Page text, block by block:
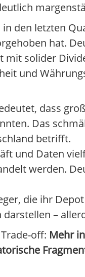
den letzten
hat.
solider
und
dass
Das
betrifft.
und Daten
werden.
die ihr
–
off: Mehr